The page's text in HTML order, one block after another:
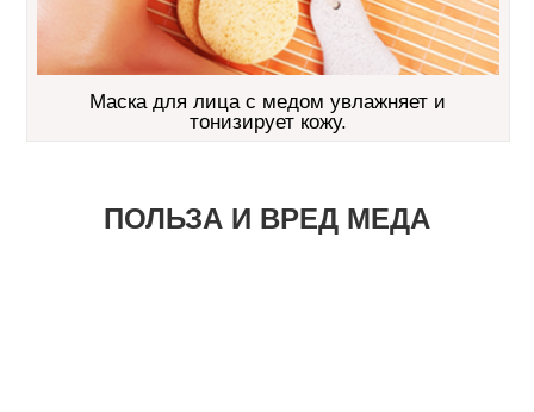
Маска для лица с медом увлажняет и
тонизирует кожу.
ПОЛЬЗА И ВРЕД МЕДА